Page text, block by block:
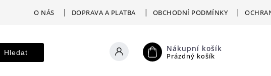
O NÁS DOPRAVA A PLATBA OBCHODNÍ PODMÍNKY
Hledat Nákupní košík
Prázdný košík